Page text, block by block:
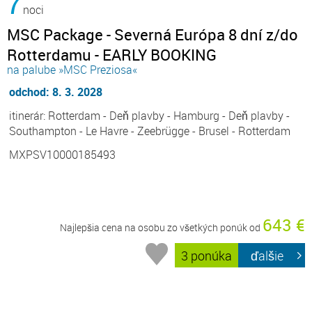
noci
MSC Package - Severná Európa 8 dní z/do
Rotterdamu - EARLY BOOKING
na palube »MSC Preziosa«
odchod: 8. 3. 2028
itinerár: Rotterdam - Deň plavby - Hamburg - Deň plavby -
Southampton - Le Havre - Zeebrügge - Brusel - Rotterdam
MXPSV10000185493
Najlepšia cena na osobu zo všetkých ponúk od 643 €
3 ponúka ďalšie